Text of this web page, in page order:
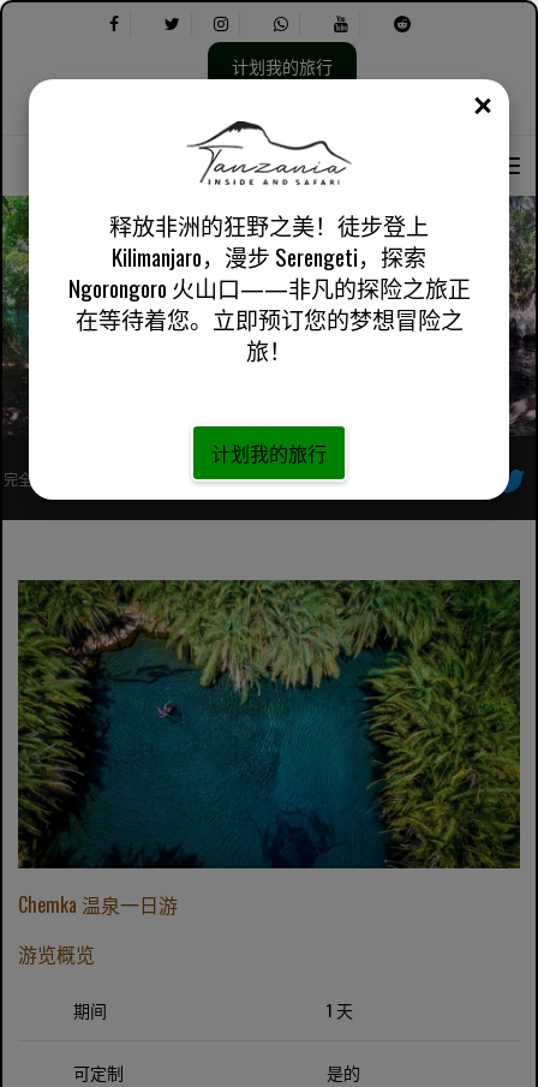
计划我的旅行
容：
切姆卡温泉一日游
完全注册的非洲当地旅行社
Chemka 温泉一日游
游览概览
期间 1 天
可定制 是的
释放非洲的狂野之美！徒步登上
Kilimanjaro，漫步 Serengeti，探索
Ngorongoro 火山口——非凡的探险之旅正
在等待着您。立即预订您的梦想冒险之
旅！
计划我的旅行
关闭